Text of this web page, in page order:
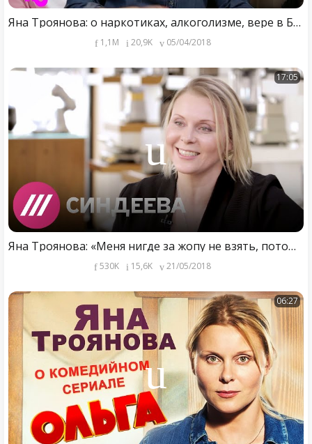
Яна Троянова: о наркотиках, алкоголизме, вере в Бога и ненависти к Мединскому // А поговорить?..
1,1M 20,9K 05/04/2018
17:05
Яна Троянова: «Меня нигде за жопу не взять, потому что я не живу на государственные деньги»
530K 15,6K 21/05/2018
06:27